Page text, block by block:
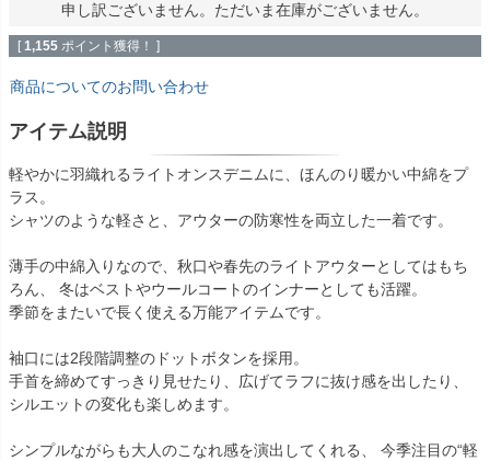
申し訳ございません。ただいま在庫がございません。
[ 1,155 ポイント獲得！ ]
商品についてのお問い合わせ
アイテム説明
軽やかに羽織れるライトオンスデニムに、ほんのり暖かい中綿をプ
ラス。
シャツのような軽さと、アウターの防寒性を両立した一着です。
薄手の中綿入りなので、秋口や春先のライトアウターとしてはもち
ろん、 冬はベストやウールコートのインナーとしても活躍。
季節をまたいで長く使える万能アイテムです。
袖口には2段階調整のドットボタンを採用。
手首を締めてすっきり見せたり、広げてラフに抜け感を出したり、
シルエットの変化も楽しめます。
シンプルながらも大人のこなれ感を演出してくれる、 今季注目の“軽